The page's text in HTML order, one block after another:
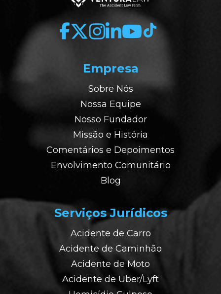
Empresa
Sobre Nós
Nossa Equipe
Nosso Fundador
Missão e História
Comentários e Depoimentos
Envolvimento Comunitário
Blog
Serviços Jurídicos
Acidente de Carro
Acidente de Caminhão
Acidente de Moto
Acidente de Uber/Lyft